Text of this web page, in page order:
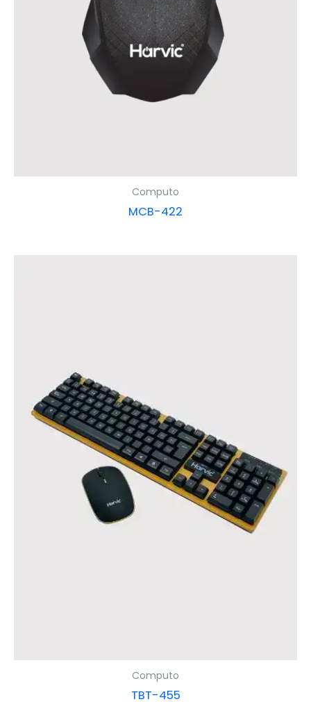
Computo
MCB-422
Computo
TBT-455